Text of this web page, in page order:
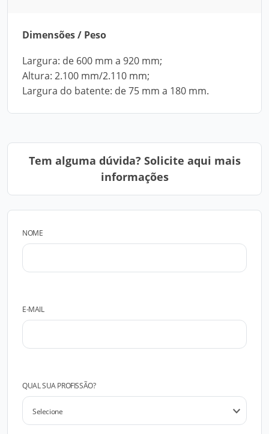
Dimensões / Peso
Largura: de 600 mm a 920 mm;
Altura: 2.100 mm/2.110 mm;
Largura do batente: de 75 mm a 180 mm.
Tem alguma dúvida? Solicite aqui mais
informações
NOME
E-MAIL
QUAL SUA PROFISSÃO?